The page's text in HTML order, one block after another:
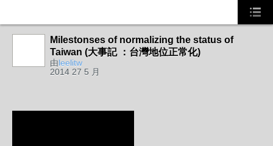
Milestonses of normalizing the status of
Taiwan (大事記 ：台灣地位正常化)
由leelitw
2014 27 5 月